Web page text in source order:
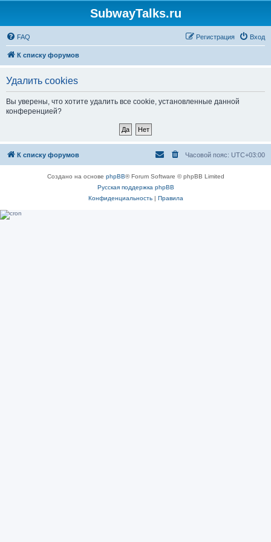
SubwayTalks.ru
FAQ Вход
Регистрация
К списку форумов
Удалить cookies
Вы уверены, что хотите удалить все cookie, установленные данной
конференцией?
К списку форумов Часовой пояс: UTC+03:00
Создано на основе phpBB® Forum Software © phpBB Limited
Русская поддержка phpBB
Конфиденциальность| Правила